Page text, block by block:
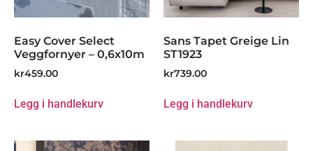
Easy Cover Select
Veggfornyer – 0,6x10m
kr459.00
Legg i handlekurv
Sans Tapet Greige Lin
ST1923
kr739.00
Legg i handlekurv